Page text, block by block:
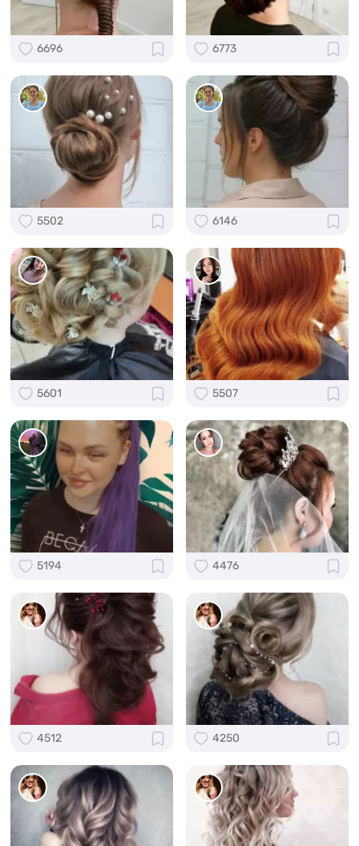
6696 6773
5502 6146
5601 5507
5194 4476
4512 4250